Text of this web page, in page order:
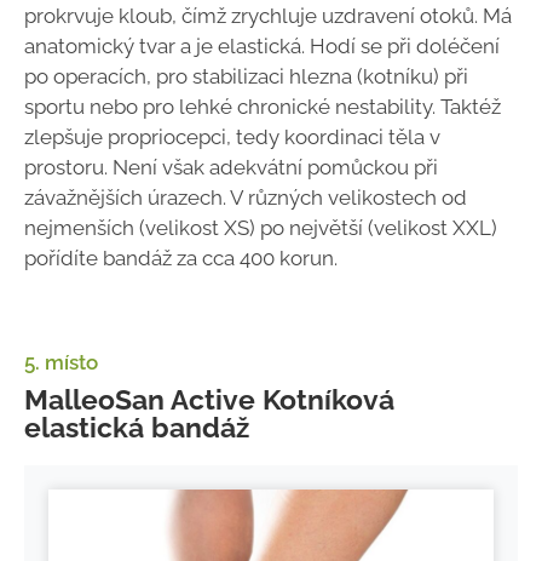
prokrvuje kloub, čímž zrychluje uzdravení otoků. Má
anatomický tvar a je elastická. Hodí se při doléčení
po operacích, pro stabilizaci hlezna (kotníku) při
sportu nebo pro lehké chronické nestability. Taktéž
zlepšuje propriocepci, tedy koordinaci těla v
prostoru. Není však adekvátní pomůckou při
závažnějších úrazech. V různých velikostech od
nejmenších (velikost XS) po největší (velikost XXL)
pořídíte bandáž za cca 400 korun.
5. místo
MalleoSan Active Kotníková
elastická bandáž